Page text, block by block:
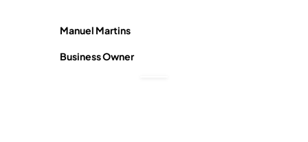
Manuel Martins
Business Owner